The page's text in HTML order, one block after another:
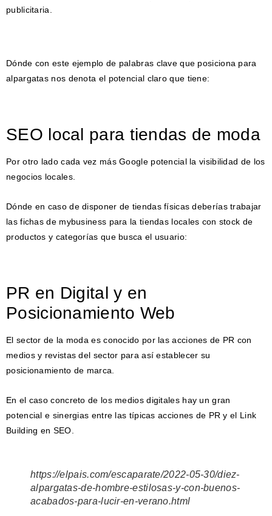
publicitaria.
Dónde con este ejemplo de palabras clave que posiciona para
alpargatas nos denota el potencial claro que tiene:
SEO local para tiendas de moda
Por otro lado cada vez más Google potencial la visibilidad de los
negocios locales.
Dónde en caso de disponer de tiendas físicas deberías trabajar
las fichas de mybusiness para la tiendas locales con stock de
productos y categorías que busca el usuario:
PR en Digital y en
Posicionamiento Web
El sector de la moda es conocido por las acciones de PR con
medios y revistas del sector para así establecer su
posicionamiento de marca.
En el caso concreto de los medios digitales hay un gran
potencial e sinergias entre las típicas acciones de PR y el Link
Building en SEO.
https://elpais.com/escaparate/2022-05-30/diez-
alpargatas-de-hombre-estilosas-y-con-buenos-
acabados-para-lucir-en-verano.html